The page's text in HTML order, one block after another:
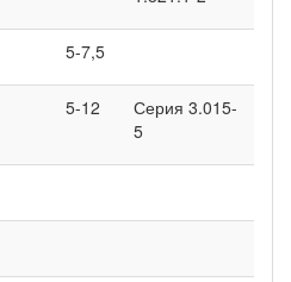
5-7,5
5-12
Серия 3.015-
5